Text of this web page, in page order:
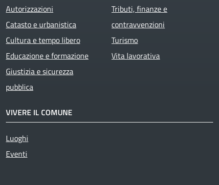
Autorizzazioni
Catasto e urbanistica
Cultura e tempo libero
Educazione e formazione
Giustizia e sicurezza
pubblica
Tributi, finanze e
contravvenzioni
Turismo
Vita lavorativa
VIVERE IL COMUNE
Luoghi
Eventi